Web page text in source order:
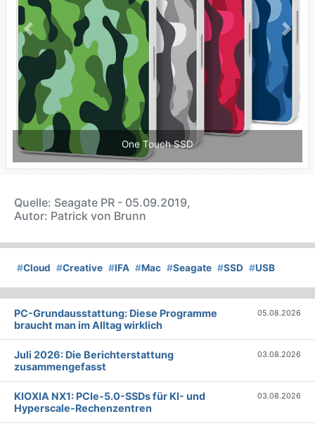
One Touch SSD
Previous Next
Quelle: Seagate PR - 05.09.2019,
Autor: Patrick von Brunn
#Cloud #Creative #IFA #Mac #Seagate #SSD #USB
PC-Grundausstattung: Diese Programme
braucht man im Alltag wirklich
05.08.2026
Juli 2026: Die Bericht­erstattung
zusammengefasst
03.08.2026
KIOXIA NX1: PCIe-5.0-SSDs für KI- und
Hyperscale-Rechenzentren
03.08.2026